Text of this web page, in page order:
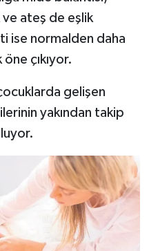
ve ateş de eşlik
ise normalden daha
öne çıkıyor.
gelişen
yakından takip